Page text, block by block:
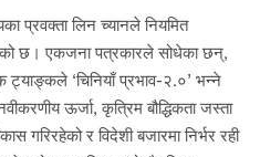
प्रवक्ता लिन च्यानले नियमित
छ। एकजना पत्रकारले सोधेका छन्,
ट्याङ्कले ‘चिनियाँ प्रभाव-२.०’ भन्ने
ऊर्जा, कृत्रिम बौद्धिकता जस्ता
गरिरहेको र विदेशी बजारमा निर्भर रही